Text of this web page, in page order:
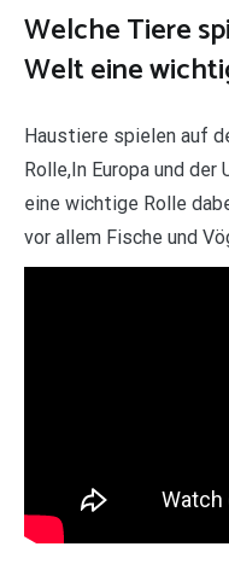
Welche Tiere
Welt eine
Haustiere spielen auf
Rolle,In Europa und der
eine wichtige Rolle
vor allem Fische und